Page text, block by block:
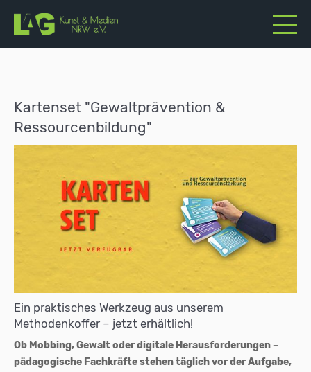
Kartenset "Gewaltprävention &
Ressourcenbildung"
Ein praktisches Werkzeug aus unserem
Methodenkoffer – jetzt erhältlich!
Ob Mobbing, Gewalt oder digitale Herausforderungen –
pädagogische Fachkräfte stehen täglich vor der Aufgabe,